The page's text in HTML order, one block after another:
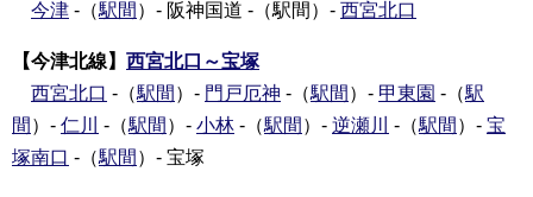
今津 -（駅間 ）- 阪神国道 -（駅間）- 西宮北口
【今津北線】 西宮北口～宝塚
西宮北口 -（駅間 ）- 門戸厄神 -（駅間 ）- 甲東園 -（駅
間 ）- 仁川 -（駅間 ）- 小林 -（駅間 ）- 逆瀬川 -（駅間 ）- 宝
塚南口 -（駅間 ）- 宝塚